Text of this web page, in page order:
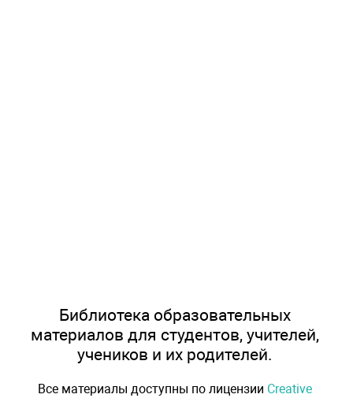
Библиотека образовательных
материалов для студентов, учителей,
учеников и их родителей.
Все материалы доступны по лицензии Creative